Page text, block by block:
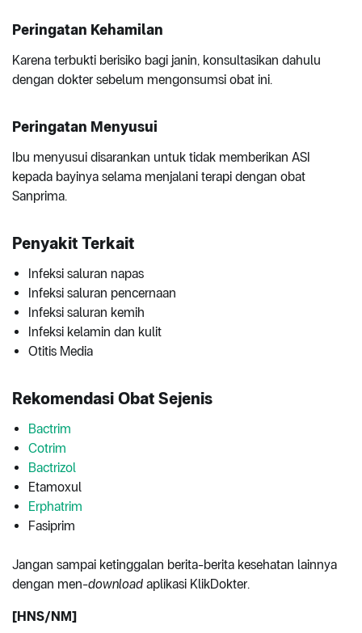
Peringatan Kehamilan
Karena terbukti berisiko bagi janin, konsultasikan dahulu
dengan dokter sebelum mengonsumsi obat ini.
Peringatan Menyusui
Ibu menyusui disarankan untuk tidak memberikan ASI
kepada bayinya selama menjalani terapi dengan obat
Sanprima.
Penyakit Terkait
Infeksi saluran napas
Infeksi saluran pencernaan
Infeksi saluran kemih
Infeksi kelamin dan kulit
Otitis Media
Rekomendasi Obat Sejenis
Bactrim
Cotrim
Bactrizol
Etamoxul
Erphatrim
Fasiprim
Jangan sampai ketinggalan berita-berita kesehatan lainnya
dengan men-download aplikasi KlikDokter.
[HNS/NM]